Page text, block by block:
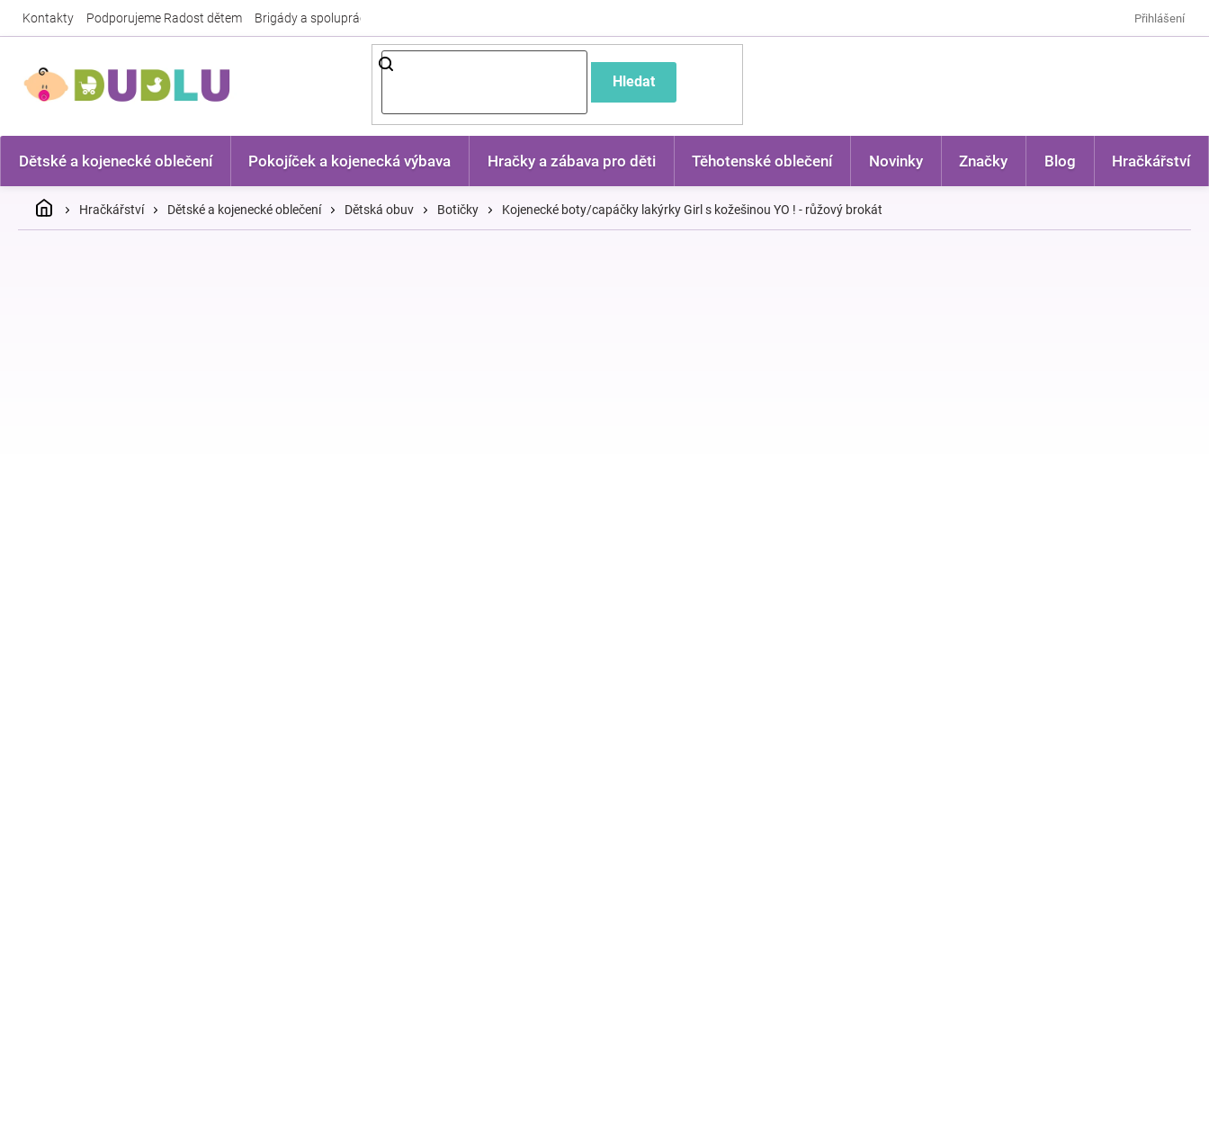
Kontakty Podporujeme Radost dětem Brigády a spolupráce Přihlášení
Hledat
Dětské a kojenecké oblečení Pokojíček a kojenecká výbava Hračky a zábava pro děti Těhotenské oblečení Novinky Značky Blog Hračkářství
DomůHračkářství Dětské a kojenecké oblečení Dětská obuv Botičky Kojenecké boty/capáčky lakýrky Girl s kožešinou YO ! - růžový brokát